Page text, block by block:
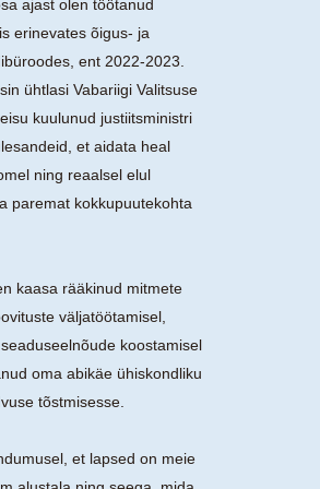
ajast olen töötanud
erinevates õigus- ja
ent 2022-2023.
ühtlasi Vabariigi Valitsuse
kuulunud justiitsministri
et aidata heal
ning reaalsel elul
paremat kokkupuutekohta
kaasa rääkinud mitmete
väljatöötamisel,
koostamisel
oma abikäe ühiskondliku
tõstmisesse.
et lapsed on meie